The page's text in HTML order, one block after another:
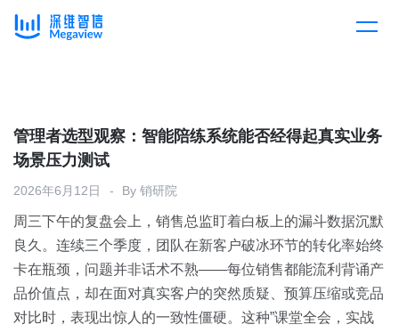
产品总览
产品集成
下载客户端
解决方案
按行业
企业服务
消费医疗
教育
客户案例
开放平台
定价
管理者选型观察：智能陪练系统能否经得起真实业务
场景压力测试
2026年6月12日 By 销研院
周三下午的复盘会上，销售总监盯着白板上的漏斗数据沉默
良久。连续三个季度，团队在新客户破冰环节的转化率始终
卡在瓶颈，问题并非话术不熟——每位销售都能流利背诵产
品价值点，却在面对真实客户的突然质疑、预算压缩或竞品
对比时，表现出惊人的一致性僵硬。这种”课堂全会，实战